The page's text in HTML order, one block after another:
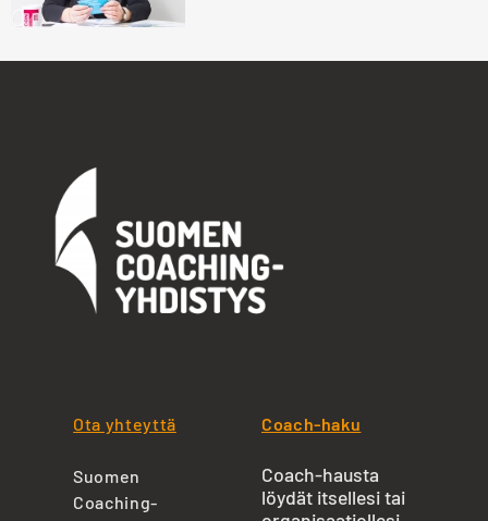
Ota yhteyttä
Suomen
Coaching-
Coach-haku
Coach-hausta
löydät itsellesi tai